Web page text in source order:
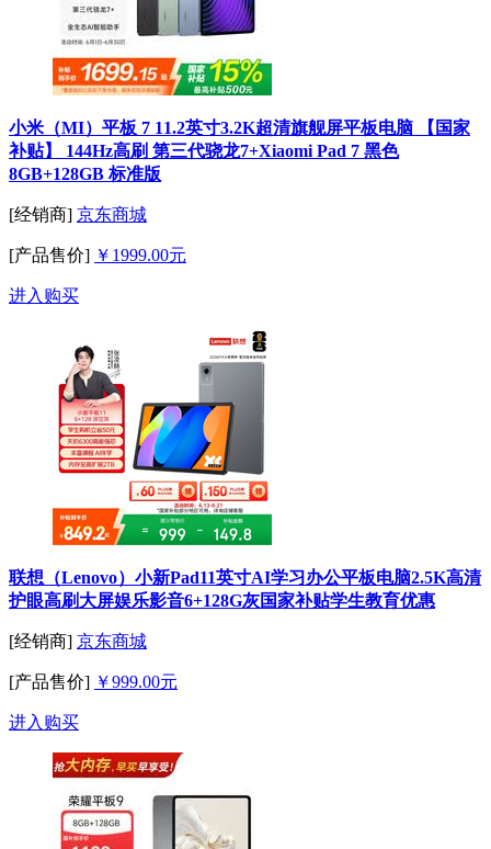
小米（MI）平板 7 11.2英寸3.2K超清旗舰屏平板电脑 【国家
补贴】 144Hz高刷 第三代骁龙7+Xiaomi Pad 7 黑色
8GB+128GB 标准版
[经销商] 京东商城
[产品售价] ￥1999.00元
进入购买
联想（Lenovo）小新Pad11英寸AI学习办公平板电脑2.5K高清
护眼高刷大屏娱乐影音6+128G灰国家补贴学生教育优惠
[经销商] 京东商城
[产品售价] ￥999.00元
进入购买